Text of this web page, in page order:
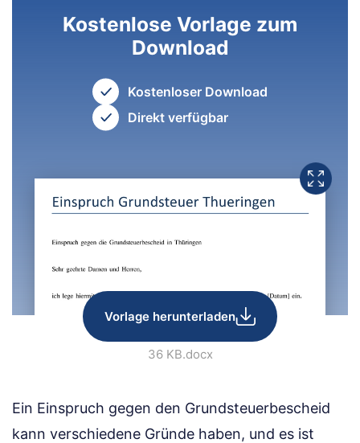
Kostenlose Vorlage zum
Download
Kostenloser Download
Direkt verfügbar
Vorlage herunterladen
36 KB.docx
Ein Einspruch gegen den Grundsteuerbescheid
kann verschiedene Gründe haben, und es ist